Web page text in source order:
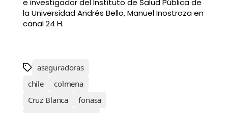
e investigador del Instituto de Salud Pública de
la Universidad Andrés Bello, Manuel Inostroza en
canal 24 H.
aseguradoras
chile
colmena
Cruz Blanca
fonasa